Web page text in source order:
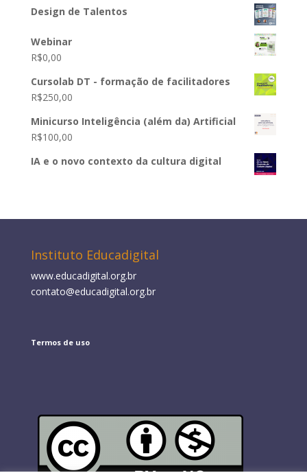
Design de Talentos
Webinar
R$0,00
Cursolab DT - formação de facilitadores
R$250,00
Minicurso Inteligência (além da) Artificial
R$100,00
IA e o novo contexto da cultura digital
Instituto Educadigital
www.educadigital.org.br
contato@educadigital.org.br
Termos de uso